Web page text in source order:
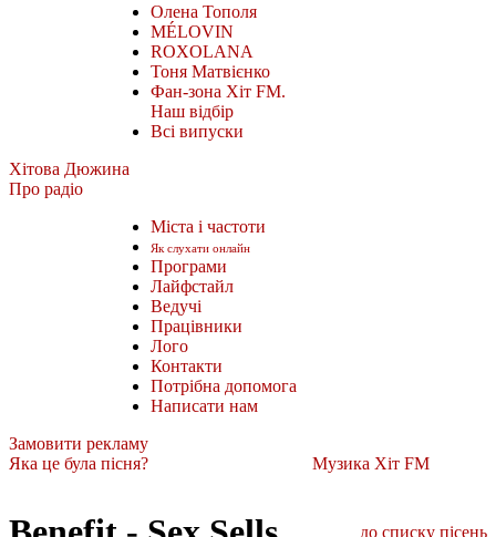
Олена Тополя
MÉLOVIN
ROXOLANA
Тоня Матвієнко
Фан-зона Хіт FM.
Наш відбір
Всі випуски
Хітова Дюжина
Про радіо
Міста і частоти
Як слухати онлайн
Програми
Лайфстайл
Ведучі
Працівники
Лого
Контакти
Потрібна допомога
Написати нам
Замовити рекламу
Яка це була пісня?
Музика Хіт FM
до списку пісень